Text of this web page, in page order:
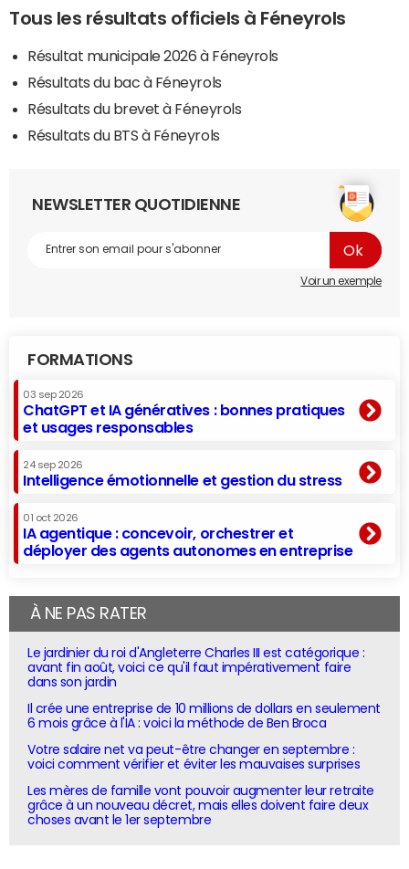
Tous les résultats officiels à Féneyrols
Résultat municipale 2026 à Féneyrols
Résultats du bac à Féneyrols
Résultats du brevet à Féneyrols
Résultats du BTS à Féneyrols
NEWSLETTER QUOTIDIENNE
Voir un exemple
FORMATIONS
03 sep 2026
ChatGPT et IA génératives : bonnes pratiques
et usages responsables
24 sep 2026
Intelligence émotionnelle et gestion du stress
01 oct 2026
IA agentique : concevoir, orchestrer et
déployer des agents autonomes en entreprise
À NE PAS RATER
Le jardinier du roi d'Angleterre Charles III est catégorique :
avant fin août, voici ce qu'il faut impérativement faire
dans son jardin
Il crée une entreprise de 10 millions de dollars en seulement
6 mois grâce à l'IA : voici la méthode de Ben Broca
Votre salaire net va peut-être changer en septembre :
voici comment vérifier et éviter les mauvaises surprises
Les mères de famille vont pouvoir augmenter leur retraite
grâce à un nouveau décret, mais elles doivent faire deux
choses avant le 1er septembre